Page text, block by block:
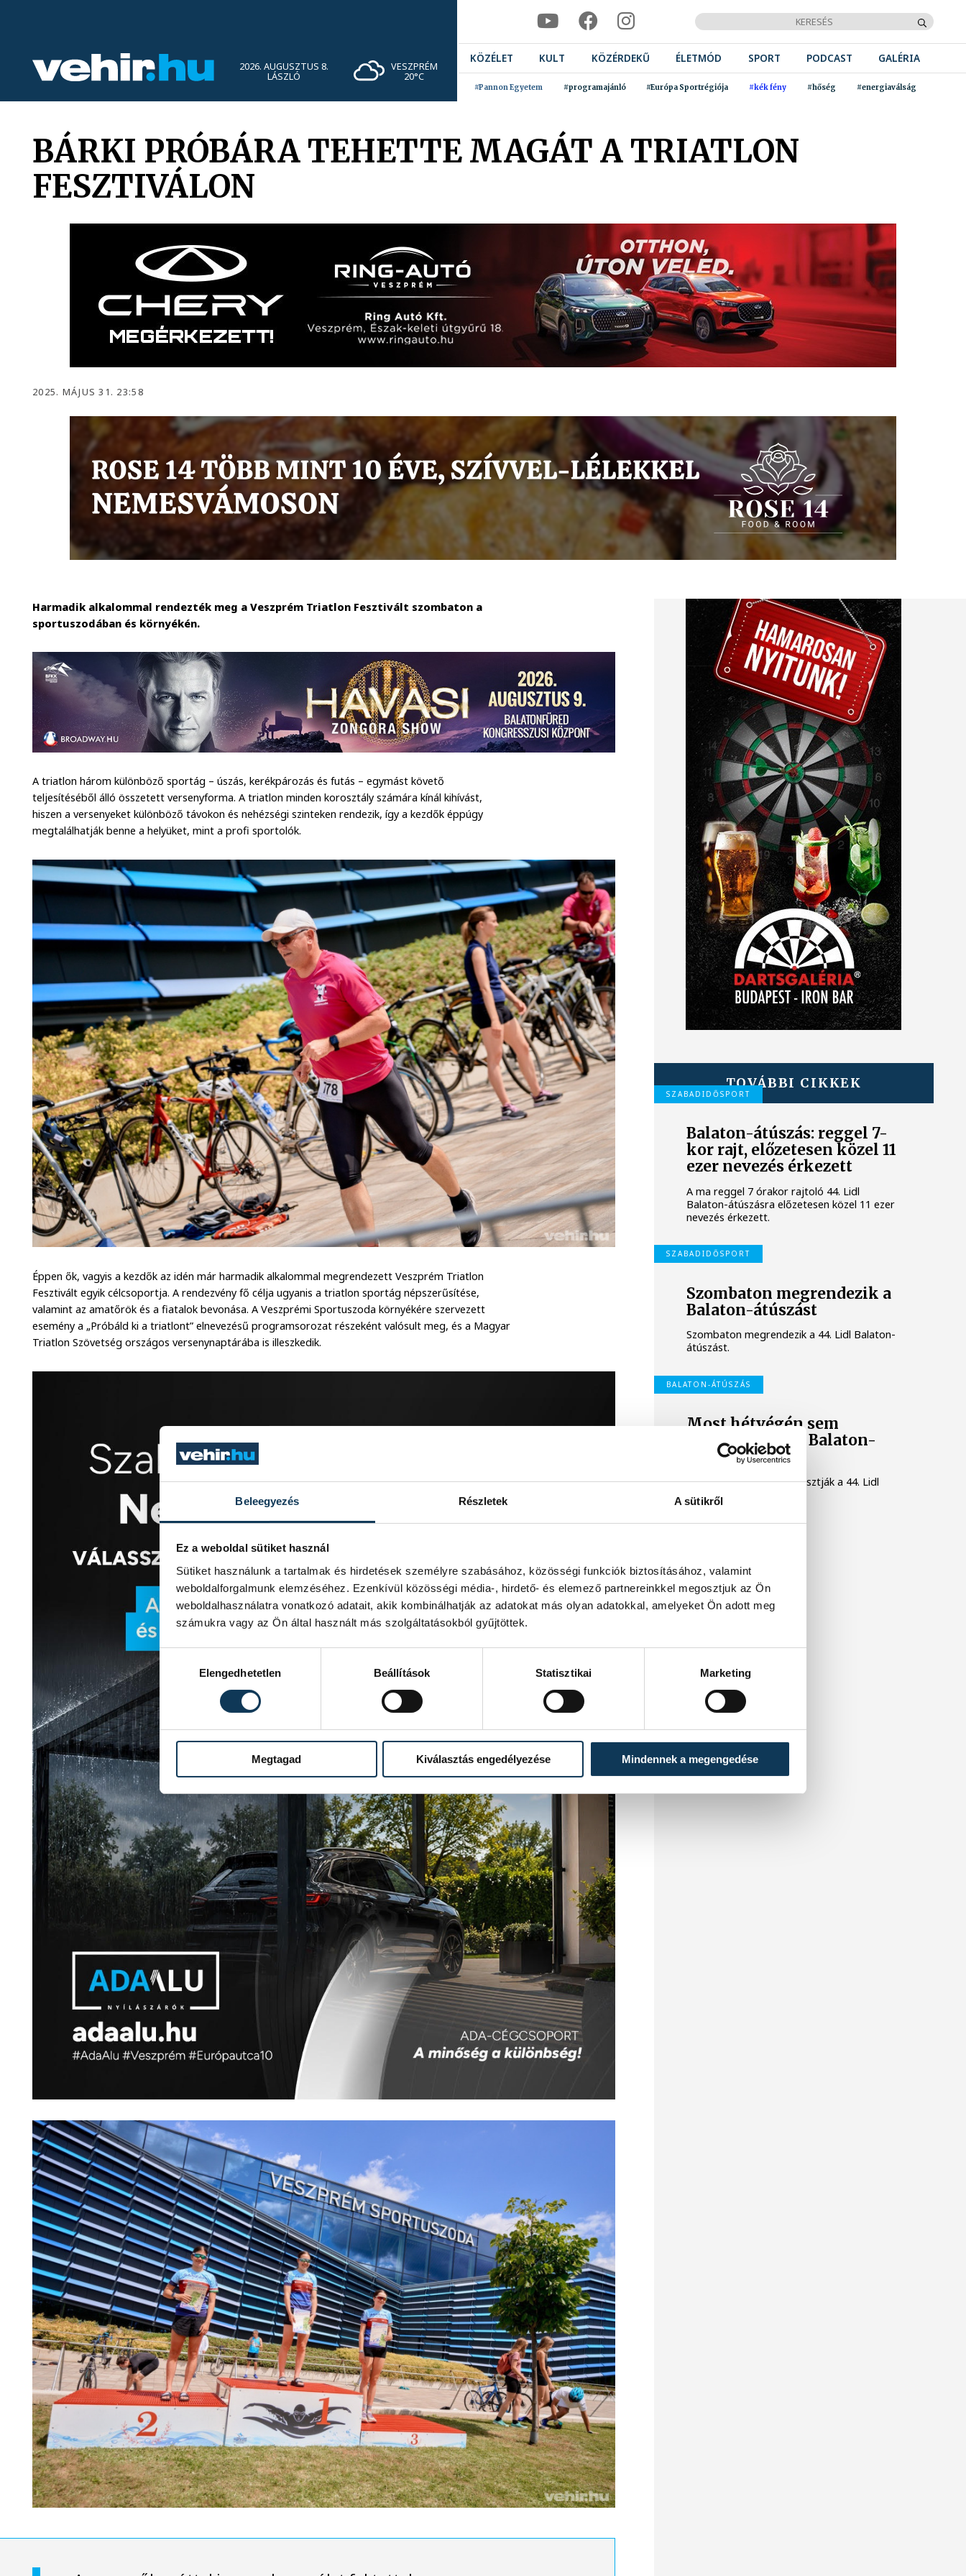
Beleegyezés Részletek A sütikről
Ez a weboldal sütiket használ
Sütiket használunk a tartalmak és hirdetések személyre szabásához, közösségi funkciók biztosításához, valamint
weboldalforgalmunk elemzéséhez. Ezenkívül közösségi média-, hirdető- és elemező partnereinkkel megosztjuk az Ön
weboldalhasználatra vonatkozó adatait, akik kombinálhatják az adatokat más olyan adatokkal, amelyeket Ön adott meg
számukra vagy az Ön által használt más szolgáltatásokból gyűjtöttek.
Hozzájárulás kiválasztása
Elengedhetetlen
Beállítások Statisztikai Marketing
Megtagad Kiválasztás engedélyezése Mindennek a megengedése
2026. AUGUSZTUS 8.
LÁSZLÓ
VESZPRÉM
20°C
KÖZÉLET KULT KÖZÉRDEKŰ ÉLETMÓD SPORT PODCAST GALÉRIA
#Pannon Egyetem #programajánló #Európa Sportrégiója #kék fény #hőség #energiaválság
BÁRKI PRÓBÁRA TEHETTE MAGÁT A TRIATLON
FESZTIVÁLON
2025. MÁJUS 31. 23:58
Harmadik alkalommal rendezték meg a Veszprém Triatlon Fesztivált szombaton a
sportuszodában és környékén.
A triatlon három különböző sportág – úszás, kerékpározás és futás – egymást követő
teljesítéséből álló összetett versenyforma. A triatlon minden korosztály számára kínál kihívást,
hiszen a versenyeket különböző távokon és nehézségi szinteken rendezik, így a kezdők éppúgy
megtalálhatják benne a helyüket, mint a profi sportolók.
Éppen ők, vagyis a kezdők az idén már harmadik alkalommal megrendezett Veszprém Triatlon
Fesztivált egyik célcsoportja. A rendezvény fő célja ugyanis a triatlon sportág népszerűsítése,
valamint az amatőrök és a fiatalok bevonása. A Veszprémi Sportuszoda környékére szervezett
esemény a „Próbáld ki a triatlont” elnevezésű programsorozat részeként valósult meg, és a Magyar
Triatlon Szövetség országos versenynaptárába is illeszkedik.
TOVÁBBI CIKKEK
SZABADIDŐSPORT
Balaton-átúszás: reggel 7-
kor rajt, előzetesen közel 11
ezer nevezés érkezett
A ma reggel 7 órakor rajtoló 44. Lidl
Balaton-átúszásra előzetesen közel 11 ezer
nevezés érkezett.
SZABADIDŐSPORT
Szombaton megrendezik a
Balaton-átúszást
Szombaton megrendezik a 44. Lidl Balaton-
átúszást.
BALATON-ÁTÚSZÁS
Most hétvégén sem
rendezik meg a Balaton-
átúszást
További egy héttel elhalasztják a 44. Lidl
Balaton-átúszást.